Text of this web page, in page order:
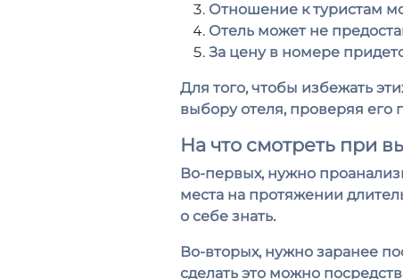
Отношение к туристам
Отель может не
За цену в номере
Для того, чтобы избежать
выбору отеля, проверяя его
На что смотреть при
Во-первых, нужно
места на протяжении
о себе знать.
Во-вторых, нужно заранее
сделать это можно